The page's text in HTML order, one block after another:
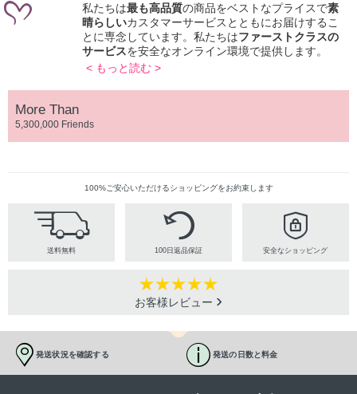
私たちは最も高品質の商品をベストなプライスで素
晴らしいカスタマーサービスとともにお届けするこ
とに専念しています。私たちはファーストクラスの
サービスを安全なオンライン環境で提供します。
< もっと読む >
More Than
5,300,000 Friends
100%ご安心いただけるショッピングをお約束します
送料無料 100日返品保証 安全なショッピング
お客様レビュー
発送状況を確認する 発送の日数と料金